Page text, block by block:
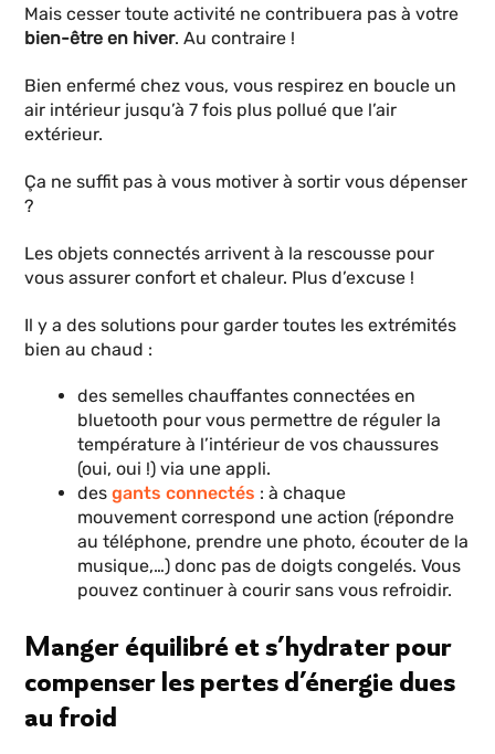
Mais cesser toute activité ne contribuera pas à votre
bien-être en hiver. Au contraire !
Bien enfermé chez vous, vous respirez en boucle un
air intérieur jusqu’à 7 fois plus pollué que l’air
extérieur.
Ça ne suffit pas à vous motiver à sortir vous dépenser
?
Les objets connectés arrivent à la rescousse pour
vous assurer confort et chaleur. Plus d’excuse !
Il y a des solutions pour garder toutes les extrémités
bien au chaud :
des semelles chauffantes connectées en
bluetooth pour vous permettre de réguler la
température à l’intérieur de vos chaussures
(oui, oui !) via une appli.
desgants connectés : à chaque
mouvement correspond une action (répondre
au téléphone, prendre une photo, écouter de la
musique,…) donc pas de doigts congelés. Vous
pouvez continuer à courir sans vous refroidir.
Manger équilibré et s’hydrater pour
compenser les pertes d’énergie dues
au froid